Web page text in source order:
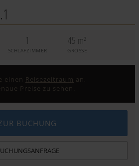
1
SCHLAFZIMMER
45 m²
GRÖSSE
einen Reisezeitraum an,
Preise zu sehen.
BUCHUNG